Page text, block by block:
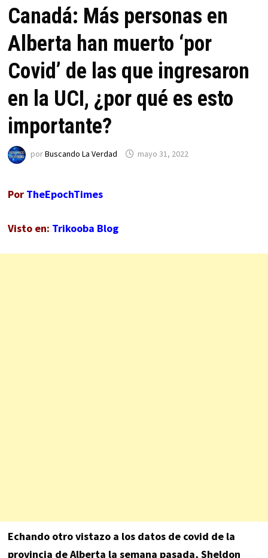
Canadá: Más personas en
Alberta han muerto ‘por
Covid’ de las que ingresaron
en la UCI, ¿por qué es esto
importante?
porBuscando La Verdad mayo 31, 2022
Por TheEpochTimes
Visto en: Trikooba Blog
Echando otro vistazo a los datos de covid de la
provincia de Alberta la semana pasada, Sheldon